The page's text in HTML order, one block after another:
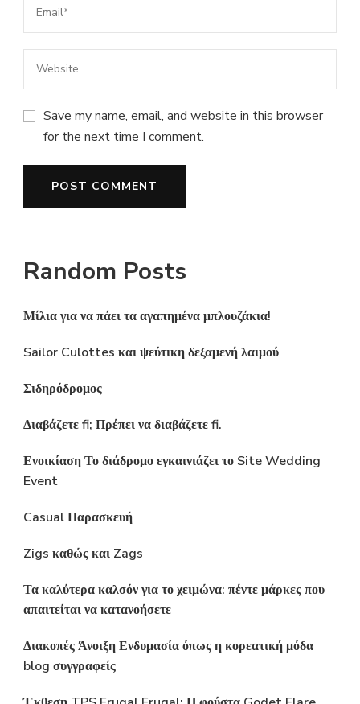
Save my name, email, and website in this browser
for the next time I comment.
Random Posts
Μίλια για να πάει τα αγαπημένα μπλουζάκια!
Sailor Culottes και ψεύτικη δεξαμενή λαιμού
Σιδηρόδρομος
Διαβάζετε fi; Πρέπει να διαβάζετε fi.
Ενοικίαση Το διάδρομο εγκαινιάζει το Site Wedding
Event
Casual Παρασκευή
Zigs καθώς και Zags
Τα καλύτερα καλσόν για το χειμώνα: πέντε μάρκες που
απαιτείται να κατανοήσετε
Διακοπές Άνοιξη Ενδυμασία όπως η κορεατική μόδα
blog συγγραφείς